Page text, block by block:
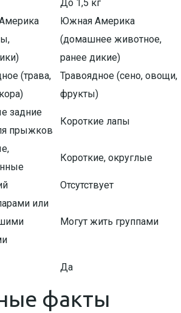
До 1,5 кг
Южная Америка
(домашнее животное,
ранее дикие)
(трава,
Травоядное (сено, овощи,
фрукты)
задние
прыжков
Короткие лапы
Короткие, округлые
Отсутствует
или
Могут жить группами
Да
факты